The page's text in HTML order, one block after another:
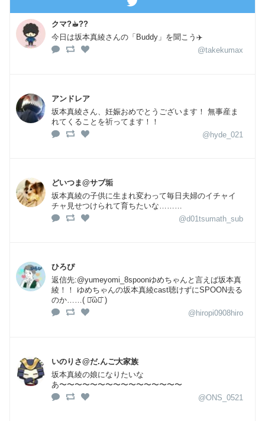
クマ?☕︎??
今日は坂本真綾さんの「Buddy」を聞こう✈️
@takekumax
アンドレア
坂本真綾さん、妊娠おめでとうございます！ 無事産ま
れてくることを祈ってます！！
@hyde_021
どいつま@サブ垢
坂本真綾の子供に生まれ変わって毎日夫婦のイチャイ
チャ見せつけられて育ちたいな………
@d01tsumath_sub
ひろぴ
返信先:@yumeyomi_8spoonゆめちゃんと言えば坂本真
綾！！ ゆめちゃんの坂本真綾cast聴けずにSPOON去る
のか……( ･᷄ὢ･᷅ )
@hiropi0908hiro
いのりさ@だ.んご大家族
坂本真綾の娘になりたいな
あ〜〜〜〜〜〜〜〜〜〜〜〜〜〜〜〜
@ONS_0521